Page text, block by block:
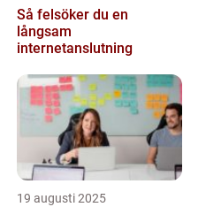
Så felsöker du en
långsam
internetanslutning
19 augusti 2025